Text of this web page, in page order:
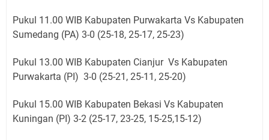
Pukul 11.00 WIB Kabupaten Purwakarta Vs Kabupaten
Sumedang (PA) 3-0 (25-18, 25-17, 25-23)
Pukul 13.00 WIB Kabupaten Cianjur Vs Kabupaten
Purwakarta (PI) 3-0 (25-21, 25-11, 25-20)
Pukul 15.00 WIB Kabupaten Bekasi Vs Kabupaten
Kuningan (PI) 3-2 (25-17, 23-25, 15-25,15-12)